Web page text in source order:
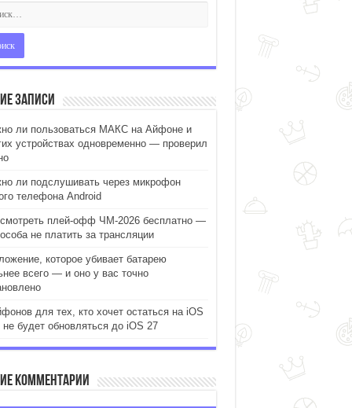
записи
ли пользоваться МАКС на Айфоне и
устройствах одновременно — проверил
ли подслушивать через микрофон
телефона Android
смотреть плей-офф ЧМ-2026 бесплатно —
не платить за трансляции
которое убивает батарею
всего — и оно у вас точно
для тех, кто хочет остаться на iOS
не будет обновляться до iOS 27
комментарии